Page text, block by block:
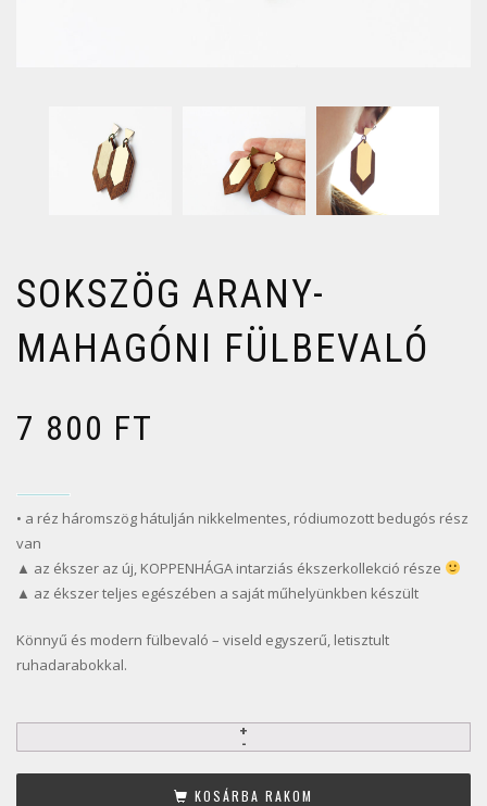
SOKSZÖG ARANY-
MAHAGÓNI FÜLBEVALÓ
7 800 FT
• a réz háromszög hátulján nikkelmentes, ródiumozott bedugós rész
van
▲ az ékszer az új, KOPPENHÁGA intarziás ékszerkollekció része
▲ az ékszer teljes egészében a saját műhelyünkben készült
Könnyű és modern fülbevaló – viseld egyszerű, letisztult
ruhadarabokkal.
KOSÁRBA RAKOM